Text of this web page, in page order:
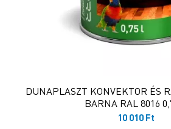
DUNAPLASZT KONVEKTOR ÉS
BARNA RAL 8016
10 010 Ft